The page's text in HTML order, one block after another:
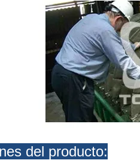
del producto: